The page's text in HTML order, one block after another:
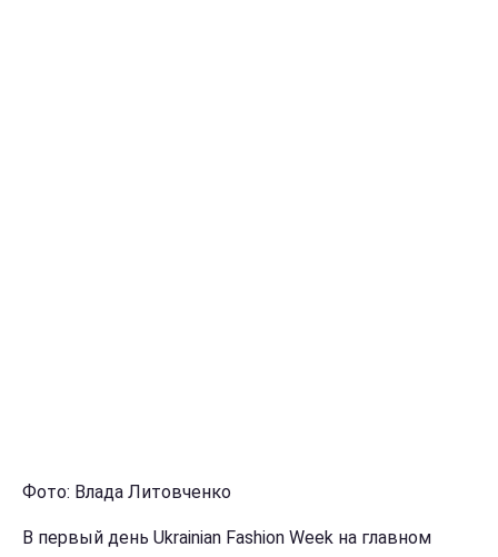
Фото: Влада Литовченко
В первый день Ukrainian Fashion Week на главном